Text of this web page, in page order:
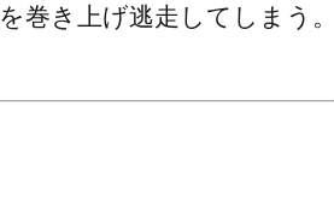
巻き上げ逃走してしまう。